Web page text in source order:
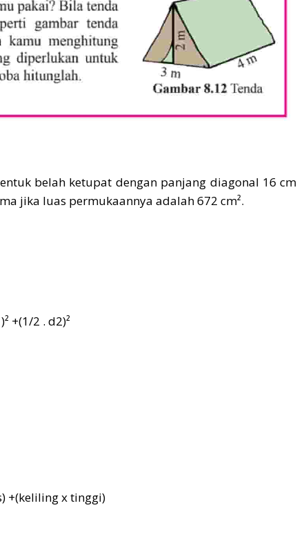
belah ketupat dengan panjang diagonal 16 cm
jika luas permukaannya adalah 672 cm².
+(1/2 . d2)²
+(keliling x tinggi)